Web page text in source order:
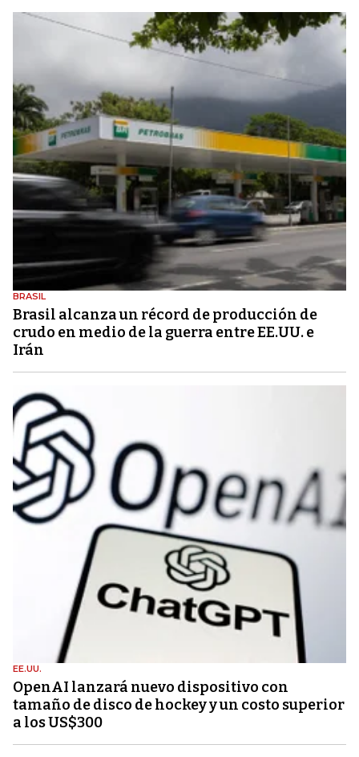
BRASIL
Brasil alcanza un récord de producción de
crudo en medio de la guerra entre EE.UU. e
Irán
EE.UU.
OpenAI lanzará nuevo dispositivo con
tamaño de disco de hockey y un costo superior
a los US$300